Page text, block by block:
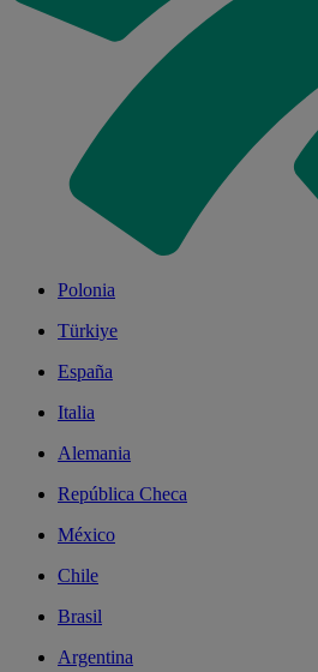
Polonia
Türkiye
España
Italia
Alemania
República Checa
México
Chile
Brasil
Argentina